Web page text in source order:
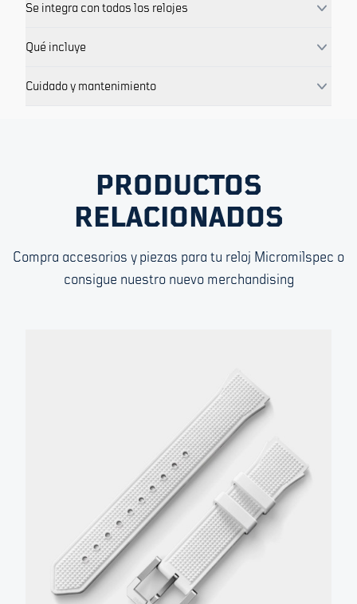
Se integra con todos los relojes
Qué incluye
Cuidado y mantenimiento
PRODUCTOS
RELACIONADOS
Compra accesorios y piezas para tu reloj Micromilspec o
consigue nuestro nuevo merchandising